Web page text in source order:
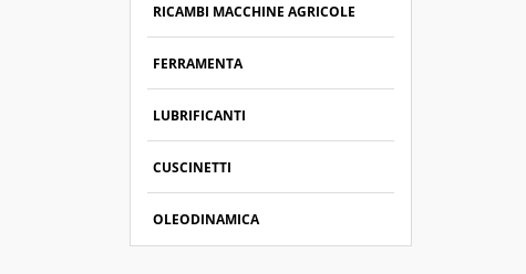
RICAMBI MACCHINE AGRICOLE
FERRAMENTA
LUBRIFICANTI
CUSCINETTI
OLEODINAMICA